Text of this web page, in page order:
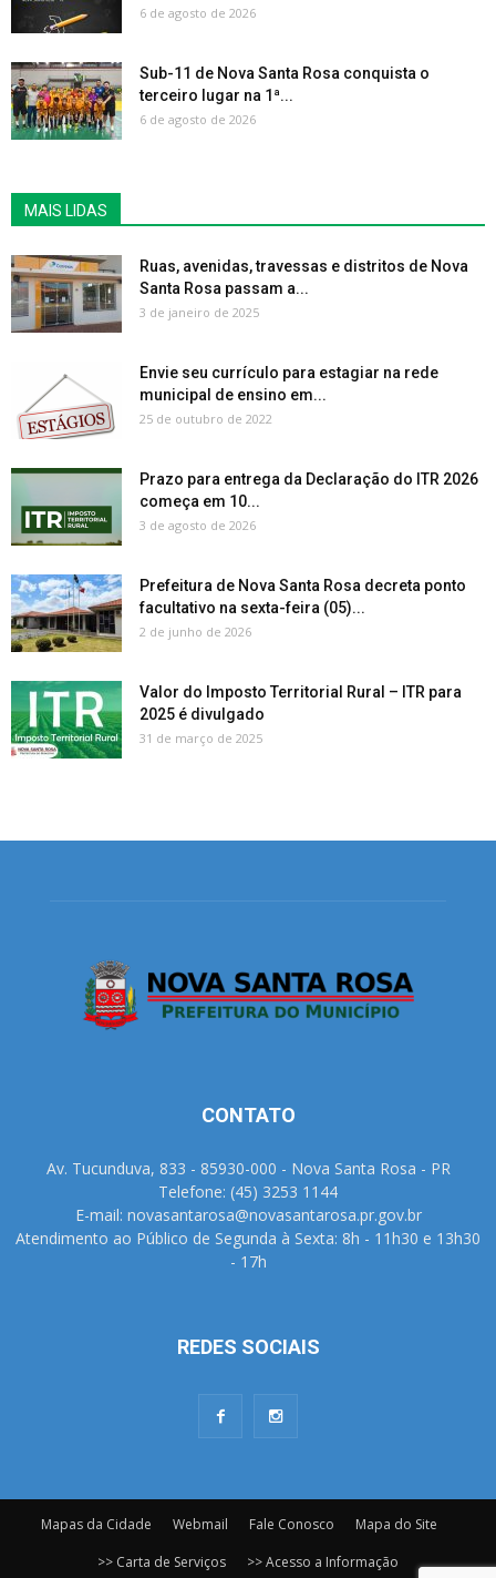
6 de agosto de 2026
Sub-11 de Nova Santa Rosa conquista o
terceiro lugar na 1ª...
6 de agosto de 2026
MAIS LIDAS
Ruas, avenidas, travessas e distritos de Nova
Santa Rosa passam a...
3 de janeiro de 2025
Envie seu currículo para estagiar na rede
municipal de ensino em...
25 de outubro de 2022
Prazo para entrega da Declaração do ITR 2026
começa em 10...
3 de agosto de 2026
Prefeitura de Nova Santa Rosa decreta ponto
facultativo na sexta-feira (05)...
2 de junho de 2026
Valor do Imposto Territorial Rural – ITR para
2025 é divulgado
31 de março de 2025
CONTATO
Av. Tucunduva, 833 - 85930-000 - Nova Santa Rosa - PR
Telefone: (45) 3253 1144
E-mail: novasantarosa@novasantarosa.pr.gov.br
Atendimento ao Público de Segunda à Sexta: 8h - 11h30 e 13h30
- 17h
REDES SOCIAIS
Mapas da Cidade Webmail Fale Conosco
Mapa do Site
>> Carta de Serviços
>> Acesso a Informação